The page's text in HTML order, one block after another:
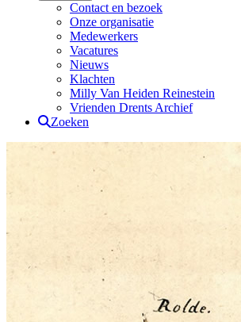
Contact en bezoek
Onze organisatie
Medewerkers
Vacatures
Nieuws
Klachten
Milly Van Heiden Reinestein
Vrienden Drents Archief
Zoeken
Drents Archief